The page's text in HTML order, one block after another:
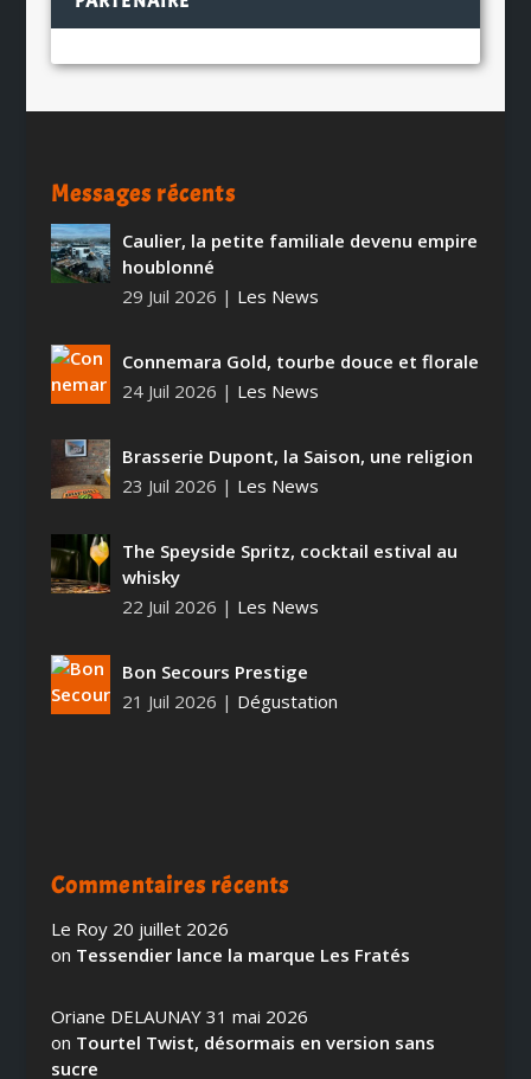
Messages récents
Caulier, la petite familiale devenu empire
houblonné
29 Juil 2026 | Les News
Connemara Gold, tourbe douce et florale
24 Juil 2026 | Les News
Brasserie Dupont, la Saison, une religion
23 Juil 2026 | Les News
The Speyside Spritz, cocktail estival au
whisky
22 Juil 2026 | Les News
Bon Secours Prestige
21 Juil 2026 | Dégustation
Commentaires récents
Le Roy 20 juillet 2026
on Tessendier lance la marque Les Fratés
Oriane DELAUNAY 31 mai 2026
on Tourtel Twist, désormais en version sans
sucre